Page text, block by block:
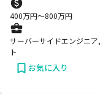
400万円〜800万円
サーバーサイドエンジニア
ト
お気に入り